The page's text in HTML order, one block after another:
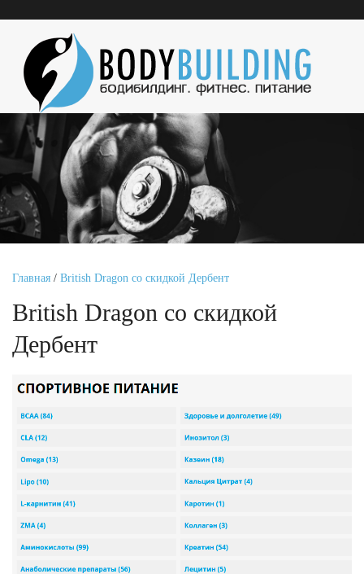
Главная / British Dragon со скидкой Дербент
British Dragon со скидкой
Дербент